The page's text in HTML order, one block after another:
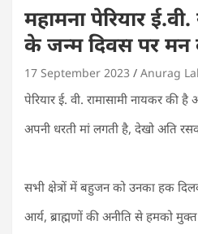
महामना पेरियार
के जन्म दिवस पर मन
17 September 2023 Anurag
पेरियार ई. वी. रामासामी नायकर की
अपनी धरती मां लगती है, देखो अति
सभी क्षेत्रों में बहुजन को उनका हक
आर्य, ब्राह्मणों की अनीति से हमको मुक्त